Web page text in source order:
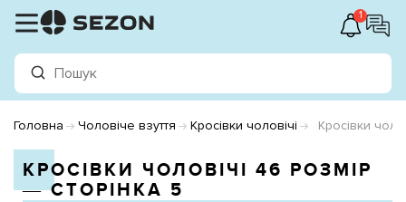
1
Головна Чоловіче взуття Кросівки чоловічі Кросівки
КРОСІВКИ ЧОЛОВІЧІ 46 РОЗМІР
― СТОРІНКА 5